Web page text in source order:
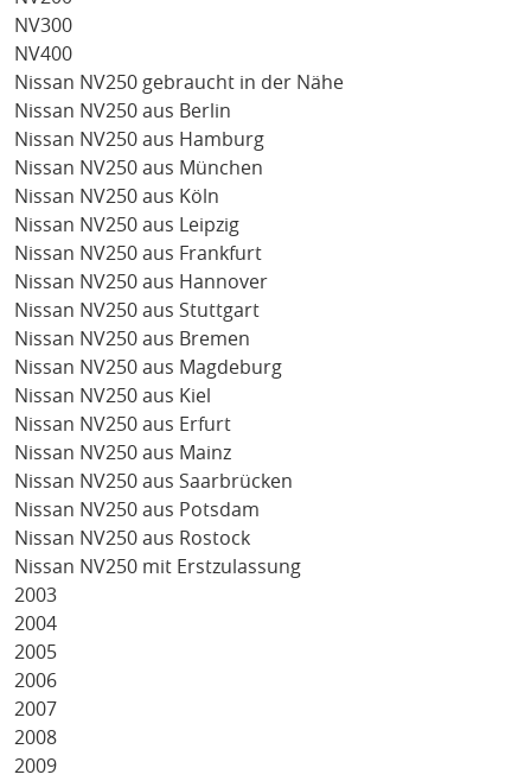
NV300
NV400
Nissan NV250 gebraucht in der Nähe
Nissan NV250 aus Berlin
Nissan NV250 aus Hamburg
Nissan NV250 aus München
Nissan NV250 aus Köln
Nissan NV250 aus Leipzig
Nissan NV250 aus Frankfurt
Nissan NV250 aus Hannover
Nissan NV250 aus Stuttgart
Nissan NV250 aus Bremen
Nissan NV250 aus Magdeburg
Nissan NV250 aus Kiel
Nissan NV250 aus Erfurt
Nissan NV250 aus Mainz
Nissan NV250 aus Saarbrücken
Nissan NV250 aus Potsdam
Nissan NV250 aus Rostock
Nissan NV250 mit Erstzulassung
2003
2004
2005
2006
2007
2008
2009